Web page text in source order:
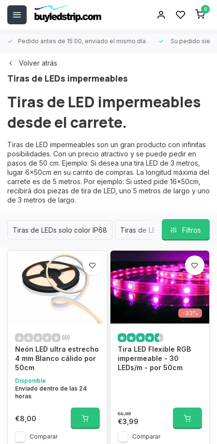
0
Pedido antes de 15:00, enviado el mismo día . Su pedido
Volver atrás
Tiras de LEDs impermeables
Tiras de LED impermeables
desde el carrete.
Tiras de LED impermeables son un gran producto con infinitas
posibilidades. Con un precio atractivo y se puede pedir en
pasos de 50 cm. Ejemplo: Si desea una tira LED de 3 metros,
lugar 6x50cm en su carrito de compras. La longitud máxima del
carrete es de 5 metros. Por ejemplo: Si usted pide 16x50cm,
recibirá dos piezas de tira de LED, uno 5 metros de largo y uno
de 3 metros de largo.
Tiras de LEDs solo color IP68 Tiras de LEDs RGB IP68
Filtros
(0)
Neón LED ultra estrecho
4 mm Blanco cálido por
50cm
Disponible
Enviado dentro de las 24
horas
€8,00
Comparar
-33%
Tira LED Flexible RGB
impermeable - 30
LEDs/m - por 50cm
€5,99
€3,99
Comparar